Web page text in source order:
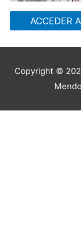
ACCEDER
Copyright ©